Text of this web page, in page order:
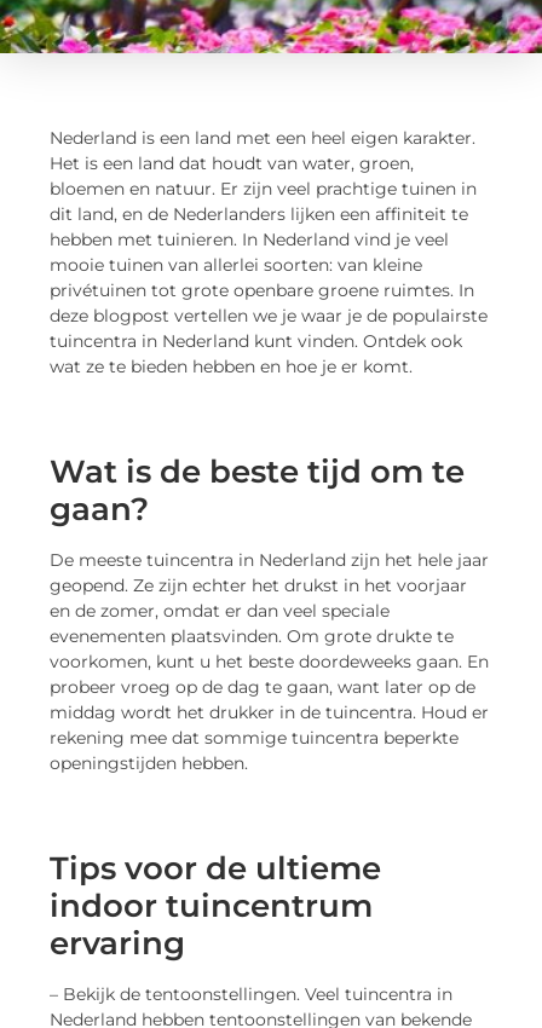
Nederland is een land met een heel eigen karakter.
Het is een land dat houdt van water, groen,
bloemen en natuur. Er zijn veel prachtige tuinen in
dit land, en de Nederlanders lijken een affiniteit te
hebben met tuinieren. In Nederland vind je veel
mooie tuinen van allerlei soorten: van kleine
privétuinen tot grote openbare groene ruimtes. In
deze blogpost vertellen we je waar je de populairste
tuincentra in Nederland kunt vinden. Ontdek ook
wat ze te bieden hebben en hoe je er komt.
Wat is de beste tijd om te
gaan?
De meeste tuincentra in Nederland zijn het hele jaar
geopend. Ze zijn echter het drukst in het voorjaar
en de zomer, omdat er dan veel speciale
evenementen plaatsvinden. Om grote drukte te
voorkomen, kunt u het beste doordeweeks gaan. En
probeer vroeg op de dag te gaan, want later op de
middag wordt het drukker in de tuincentra. Houd er
rekening mee dat sommige tuincentra beperkte
openingstijden hebben.
Tips voor de ultieme
indoor tuincentrum
ervaring
– Bekijk de tentoonstellingen. Veel tuincentra in
Nederland hebben tentoonstellingen van bekende